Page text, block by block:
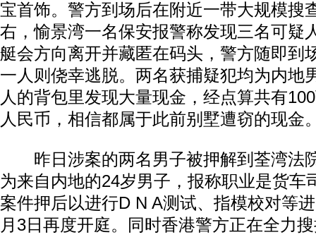
宝首饰。警方到场后在附近一带大规模搜
右，愉景湾一名保安报警称发现三名可疑
艇会方向离开并藏匿在码头，警方随即到
一人则侥幸逃脱。两名获捕疑犯均为内地
人的背包里发现大量现金，经点算共有
人民币，相信都属于此前别墅遭窃的现金
昨日涉案的两名男子被押解到荃湾法
为来自内地的24岁男子，报称职业是货车
案件押后以进行D N A测试、指模校对等
月3日再度开庭。同时香港警方正在全力